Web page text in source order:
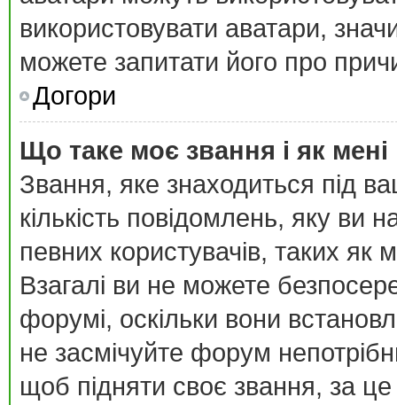
використовувати аватари,
можете запитати його про
Догори
Що таке моє звання і як мені
Звання, яке знаходиться під
кількість повідомлень, яку ви
певних користувачів, таких як
Взагалі ви не можете
форумі, оскільки вони
не засмічуйте форум
щоб підняти своє звання, за